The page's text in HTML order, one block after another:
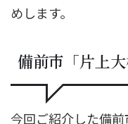
めします。
備前市「片上
今回ご紹介した備